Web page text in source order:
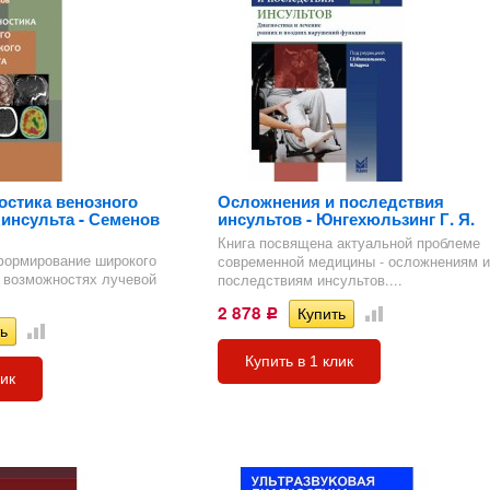
венозного
- Семенов
широкого
лучевой
Осложнения и последствия
инсультов - Юнгехюльзинг Г. Я.
Книга посвящена актуальной проблеме
современной медицины - осложнениям и
последствиям инсультов....
2 878 Р
Купить в 1 клик